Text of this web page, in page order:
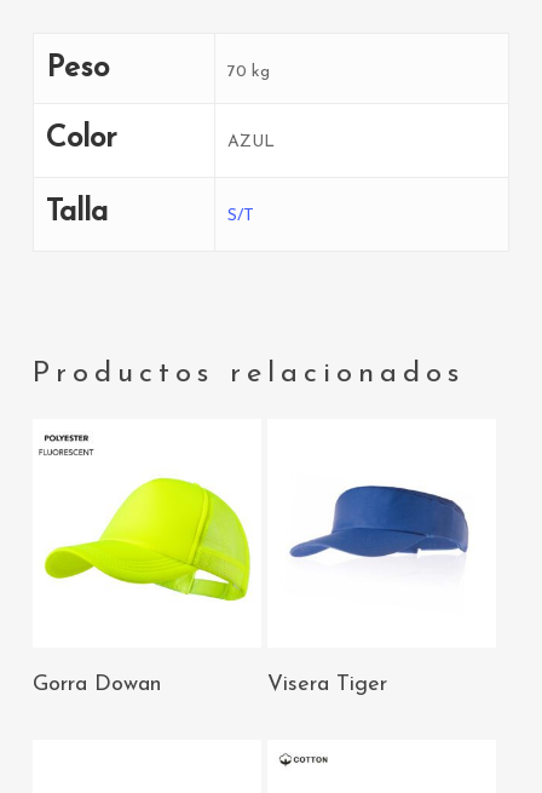
Peso 70 kg
Color AZUL
Talla S/T
Productos relacionados
AÑADIR AL
Gorra Dowan
AÑADIR AL
Visera Tiger